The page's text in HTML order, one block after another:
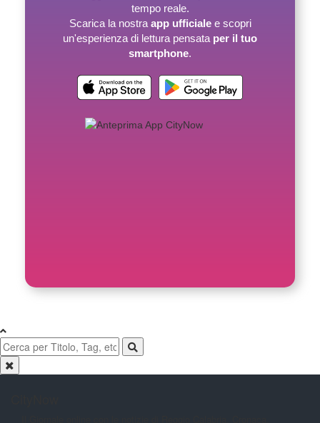
tempo reale.
Scarica la nostra app ufficialee scopri
un'esperienza di lettura pensata per il tuo
smartphone.